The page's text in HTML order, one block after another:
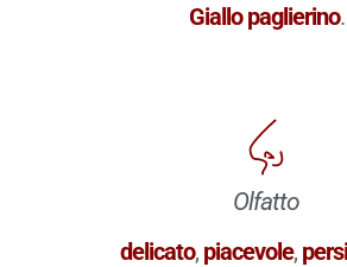
Giallo paglierino.
Olfatto
delicato, piacevole,